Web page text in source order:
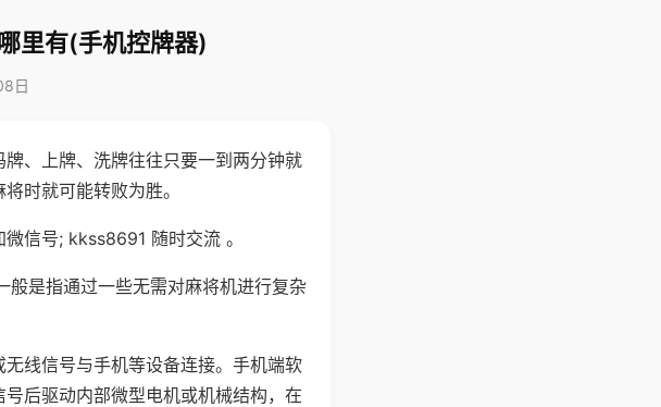
里有(手机控牌器)
日
、上牌、洗牌往往只要一到两分钟就
时就可能转败为胜。
信号; kkss8691 随时交流 。
般是指通过一些无需对麻将机进行复杂
线信号与手机等设备连接。手机端软
后驱动内部微型电机或机械结构，在